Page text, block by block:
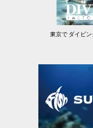
東京で ダイビ